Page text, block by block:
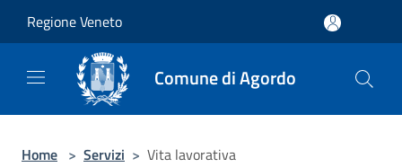
Regione Veneto
Comune di Agordo
Home > Servizi > Vita lavorativa